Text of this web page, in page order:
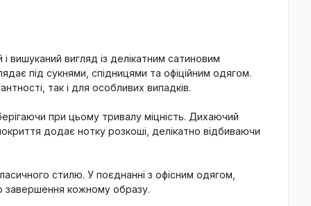
вигляд із делікатним сатиновим
під сукнями, спідницями та офіційним одягом.
так і для особливих випадків.
при цьому тривалу міцність. Дихаючий
додає нотку розкоші, делікатно відбиваючи
стилю. У поєднанні з офісним одягом,
завершення кожному образу.